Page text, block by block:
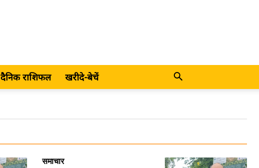
दैनिक राशिफल खरीदे-बेचें
समाचार